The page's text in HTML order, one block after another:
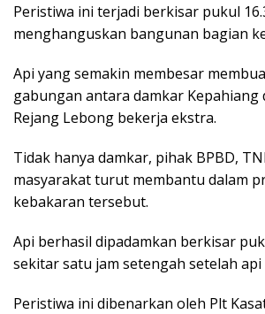
Peristiwa ini terjadi berkisar pukul
menghanguskan bangunan bagian
Api yang semakin membesar
gabungan antara damkar Kepahiang
Rejang Lebong bekerja ekstra.
Tidak hanya damkar, pihak BPBD,
masyarakat turut membantu dalam
kebakaran tersebut.
Api berhasil dipadamkan berkisar
sekitar satu jam setengah setelah
Peristiwa ini dibenarkan oleh Plt